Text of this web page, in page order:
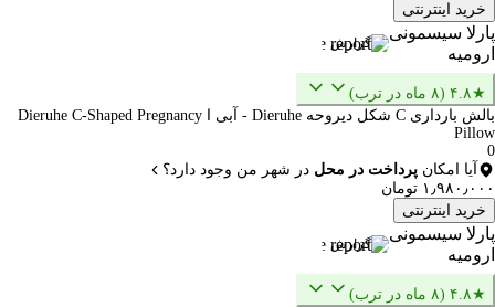
خرید اینترنتی
پارلا سیسمونی
ارومیه
گزارش
★۴.۸ (۸ ماه در ترب)
بالش بارداری C شکل دیروحه Dieruhe - آبی ا Dieruhe C-Shaped Pregnancy
Pillow
0
آیا امکان پرداخت در محل در شهر من وجود دارد؟
۱٫۹۸۰٫۰۰۰ تومان
خرید اینترنتی
پارلا سیسمونی
ارومیه
گزارش
★۴.۸ (۸ ماه در ترب)